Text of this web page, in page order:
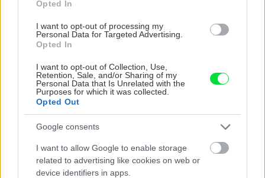
Opted In
I want to opt-out of processing my
Personal Data for Targeted Advertising.
Opted In
I want to opt-out of Collection, Use,
Retention, Sale, and/or Sharing of my
Personal Data that Is Unrelated with the
Purposes for which it was collected.
Opted Out
Google consents
I want to allow Google to enable storage
related to advertising like cookies on web or
device identifiers in apps.
Musí byť slnečné, vhodný je aj polotieň. Vresom
vyhovuje piesočnatá, humózna a priepustná
pôda s kyslejšou reakciou. Nesmie byť
vápenatá, zamokrená ani štrkovitá. Nevhodnú
pôdu treba pred výsadbou upraviť pridaním
špeciálneho substrátu alebo ihličia.
Čas výsadby